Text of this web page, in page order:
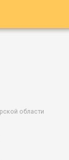
области